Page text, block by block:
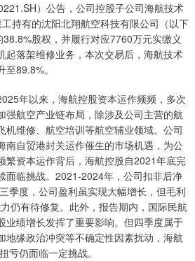
）公告，公司控股子公司海航技术
持有的沈阳北翔航空科技有限公司（以下
38.8%股权，并履行对应7760万元实缴义
起落架维修业务，本次交易后，海航技术
89.8%。
年以来，海航控股资本运作频频，多次
强航空产业链布局，除涉及公司主营的航
机维修、航空培训等航空辅业领域。公司
南自贸港封关运作催生的市场机遇，为公
繁资本运作背后，海航控股自2021年底完
面临挑战。2021-2024年，公司扣非后净
季度，公司盈利虽实现大幅增长，但毛利
仍有待修复。此外，报告期内，国际民航
业绩增长发挥了重要影响。但四季度属于
地缘政治冲突等不确定性因素扰动，海航
亏仍面临一定挑战。